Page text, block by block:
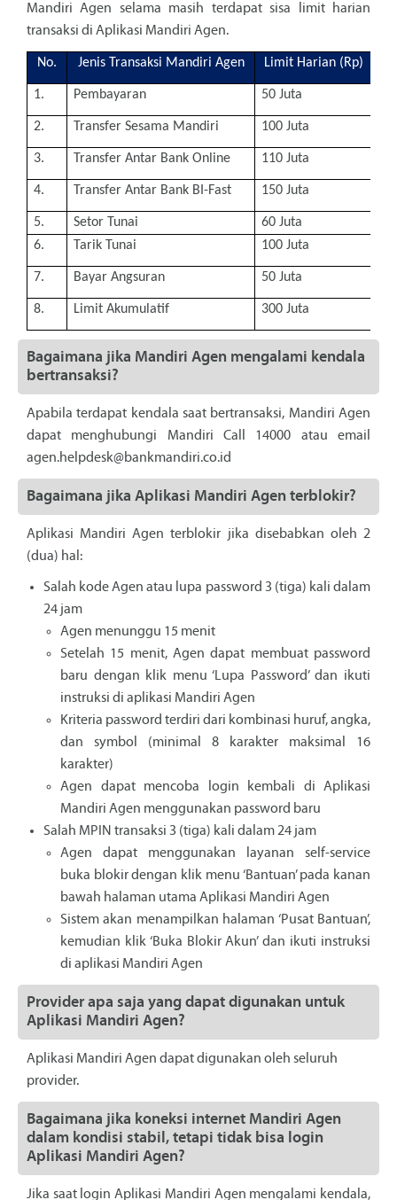
Mandiri Agen selama masih terdapat sisa limit harian
transaksi di Aplikasi Mandiri Agen.
No. Jenis Transaksi Mandiri Agen Limit Harian (Rp)
1. Pembayaran 50 Juta
2. Transfer Sesama Mandiri 100 Juta
3. Transfer Antar Bank Online 110 Juta
4. Transfer Antar Bank BI-Fast 150 Juta
5. Setor Tunai
60 Juta
6.
Tarik Tunai 100 Juta
7. Bayar Angsuran 50 Juta
8. Limit Akumulatif 300 Juta
Bagaimana jika Mandiri Agen mengalami kendala
bertransaksi?
Apabila terdapat kendala saat bertransaksi, Mandiri Agen
dapat menghubungi Mandiri Call 14000 atau email
agen.helpdesk@bankmandiri.co.id
Bagaimana jika Aplikasi Mandiri Agen terblokir?
Aplikasi Mandiri Agen terblokir jika disebabkan oleh 2
(dua) hal:
Salah kode Agen atau lupa password 3 (tiga) kali dalam
24 jam
Agen menunggu 15 menit
Setelah 15 menit, Agen dapat membuat password
baru dengan klik menu ‘Lupa Password’ dan ikuti
instruksi di aplikasi Mandiri Agen
Kriteria password terdiri dari kombinasi huruf, angka,
dan symbol (minimal 8 karakter maksimal 16
karakter)
Agen dapat mencoba login kembali di Aplikasi
Mandiri Agen menggunakan password baru
Salah MPIN transaksi 3 (tiga) kali dalam 24 jam
Agen dapat menggunakan layanan self-service
buka blokir dengan klik menu ‘Bantuan’ pada kanan
bawah halaman utama Aplikasi Mandiri Agen
Sistem akan menampilkan halaman ‘Pusat Bantuan’,
kemudian klik ‘Buka Blokir Akun’ dan ikuti instruksi
di aplikasi Mandiri Agen
Provider apa saja yang dapat digunakan untuk
Aplikasi Mandiri Agen?
Aplikasi Mandiri Agen dapat digunakan oleh seluruh
provider.
Bagaimana jika koneksi internet Mandiri Agen
dalam kondisi stabil, tetapi tidak bisa login
Aplikasi Mandiri Agen?
Jika saat login Aplikasi Mandiri Agen mengalami kendala,